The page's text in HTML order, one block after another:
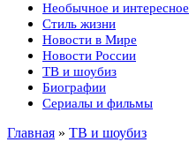
Необычное и интересное
Стиль жизни
Новости в Мире
Новости России
ТВ и шоубиз
Биографии
Сериалы и фильмы
Главная » ТВ и шоубиз